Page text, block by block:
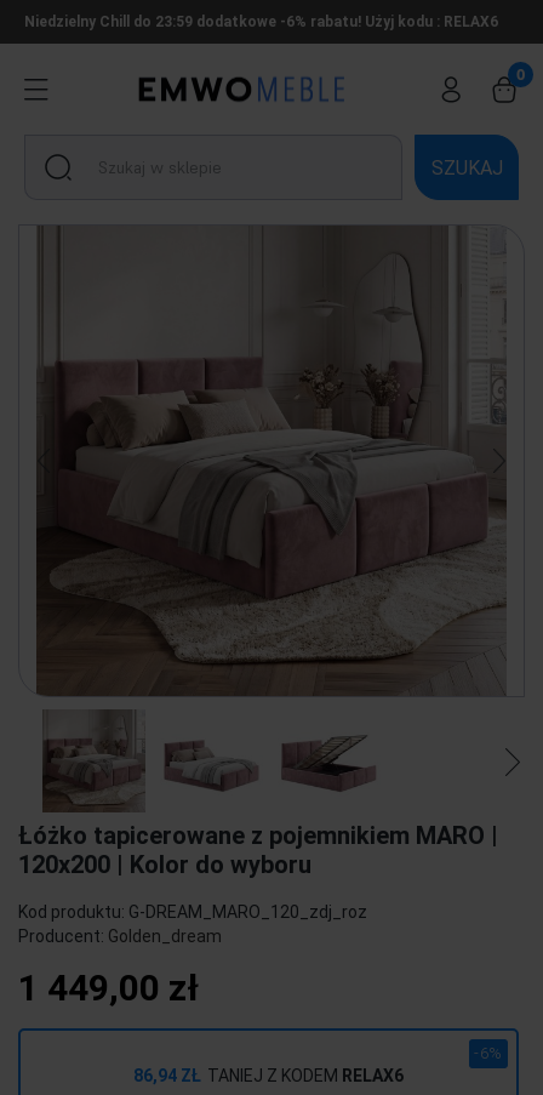
Niedzielny Chill do 23:59 dodatkowe -6% rabatu! Użyj kodu : RELAX6
SZUKAJ
Łóżko tapicerowane z pojemnikiem MARO |
120x200 | Kolor do wyboru
Kod produktu: G-DREAM_MARO_120_zdj_roz
Producent: Golden_dream
1 449,00 zł
86,94 ZŁ TANIEJ Z KODEM RELAX6
-6%